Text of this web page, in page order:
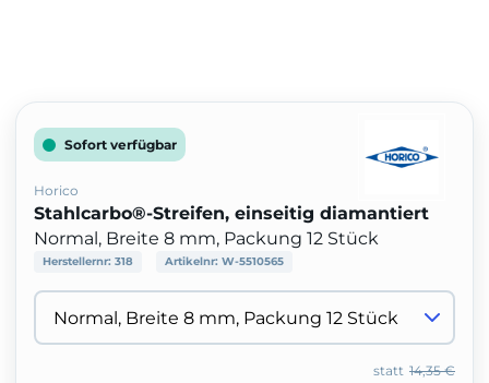
Sofort verfügbar
Horico
Stahlcarbo®-Streifen, einseitig diamantiert
Normal, Breite 8 mm, Packung 12 Stück
Herstellernr: 318 Artikelnr: W-5510565
14,35 €
statt